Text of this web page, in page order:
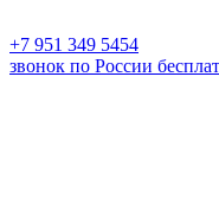
+7 951 349 5454
звонок по России